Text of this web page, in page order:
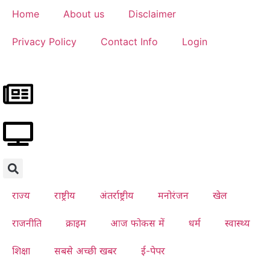
Home About us Disclaimer
Privacy Policy Contact Info Login
राज्य राष्ट्रीय अंतर्राष्ट्रीय मनोरंजन खेल
राजनीति क्राइम आज फोकस में धर्म स्वास्थ्य
शिक्षा सबसे अच्छी खबर ई-पेपर